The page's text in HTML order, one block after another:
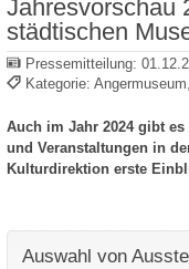
Jahresvorschau
städtischen
Pressemitteilung:
Kategorie:
Auch im Jahr 2024 gibt
und Veranstaltungen in
Kulturdirektion erste
Auswahl von